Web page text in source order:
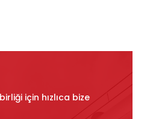
için hızlıca bize